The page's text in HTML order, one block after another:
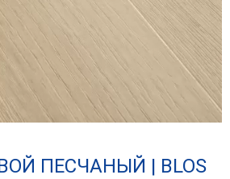
ПЕСЧАНЫЙ | BLOS